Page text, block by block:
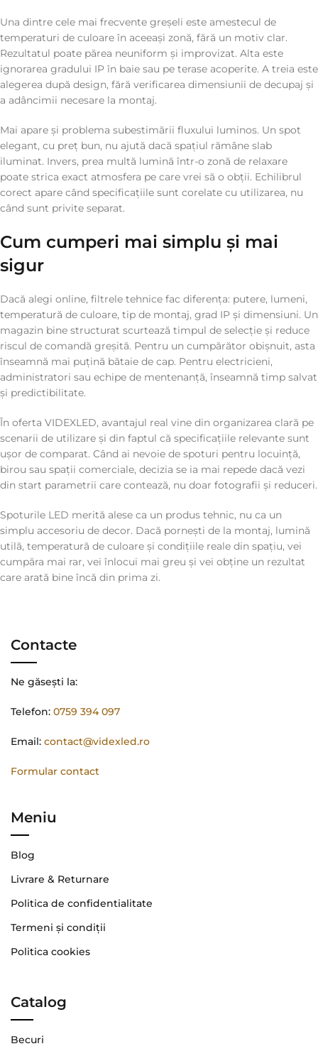
Una dintre cele mai frecvente greșeli este amestecul de
temperaturi de culoare în aceeași zonă, fără un motiv clar.
Rezultatul poate părea neuniform și improvizat. Alta este
ignorarea gradului IP în baie sau pe terase acoperite. A treia este
alegerea după design, fără verificarea dimensiunii de decupaj și
a adâncimii necesare la montaj.
Mai apare și problema subestimării fluxului luminos. Un spot
elegant, cu preț bun, nu ajută dacă spațiul rămâne slab
iluminat. Invers, prea multă lumină într-o zonă de relaxare
poate strica exact atmosfera pe care vrei să o obții. Echilibrul
corect apare când specificațiile sunt corelate cu utilizarea, nu
când sunt privite separat.
Cum cumperi mai simplu și mai
sigur
Dacă alegi online, filtrele tehnice fac diferența: putere, lumeni,
temperatură de culoare, tip de montaj, grad IP și dimensiuni. Un
magazin bine structurat scurtează timpul de selecție și reduce
riscul de comandă greșită. Pentru un cumpărător obișnuit, asta
înseamnă mai puțină bătaie de cap. Pentru electricieni,
administratori sau echipe de mentenanță, înseamnă timp salvat
și predictibilitate.
În oferta VIDEXLED, avantajul real vine din organizarea clară pe
scenarii de utilizare și din faptul că specificațiile relevante sunt
ușor de comparat. Când ai nevoie de spoturi pentru locuință,
birou sau spații comerciale, decizia se ia mai repede dacă vezi
din start parametrii care contează, nu doar fotografii și reduceri.
Spoturile LED merită alese ca un produs tehnic, nu ca un
simplu accesoriu de decor. Dacă pornești de la montaj, lumină
utilă, temperatură de culoare și condițiile reale din spațiu, vei
cumpăra mai rar, vei înlocui mai greu și vei obține un rezultat
care arată bine încă din prima zi.
Contacte
Ne găsești la:
Telefon: 0759 394 097
Email: contact@videxled.ro
Formular contact
Meniu
Blog
Livrare & Returnare
Politica de confidentialitate
Termeni şi condiţii
Politica cookies
Catalog
Becuri